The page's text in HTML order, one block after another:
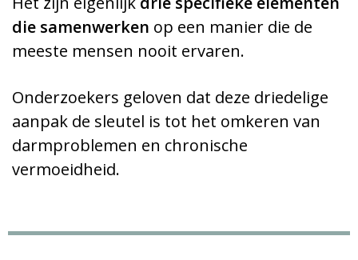
die samenwerken op een manier die de
meeste mensen nooit ervaren.
Onderzoekers geloven dat deze driedelige
aanpak de sleutel is tot het omkeren van
darmproblemen en chronische
vermoeidheid.